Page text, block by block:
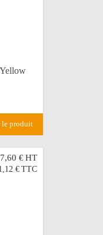
le produit
€ HT
€ TTC